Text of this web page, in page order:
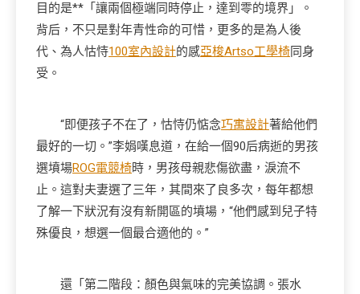
目的是**「讓兩個極端同時停止，達到零的境界」。
背后，不只是對年青性命的可惜，更多的是為人後
代、為人怙恃100室內設計的感亞梭Artso工學椅同身
受。
“即便孩子不在了，怙恃仍惦念巧寓設計著給他們
最好的一切。”李娟嘆息道，在給一個90后病逝的男孩
選墳場ROG電競椅時，男孩母親悲傷欲盡，淚流不
止。這對夫妻選了三年，其間來了良多次，每年都想
了解一下狀況有沒有新開區的墳場，“他們感到兒子特
殊優良，想選一個最合適他的。”
還「第二階段：顏色與氣味的完美協調。張水